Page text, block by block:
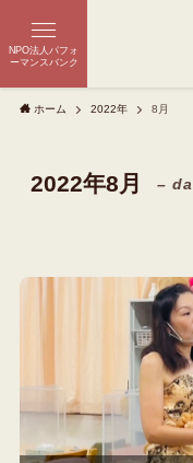
NPO法人パフォ
ーマンスバンク
ホーム 2022年 8月
2022年8月 –